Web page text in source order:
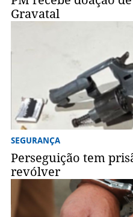
Gravatal
SEGURANÇA
Perseguição tem
revólver